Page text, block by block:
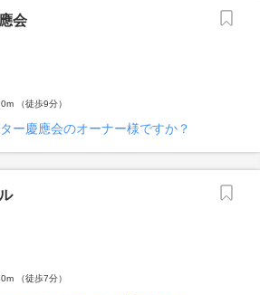
会
（徒歩9分）
ー慶應会のオーナー様ですか？
（徒歩7分）